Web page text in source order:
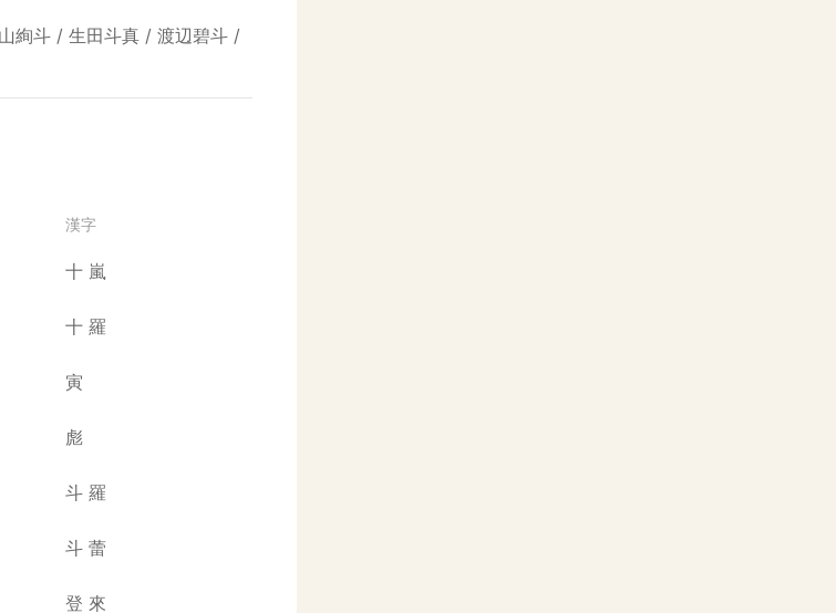
絢斗 / 生田斗真 / 渡辺碧斗 /
漢字
十 嵐
十 羅
寅
彪
斗 羅
斗 蕾
登 來